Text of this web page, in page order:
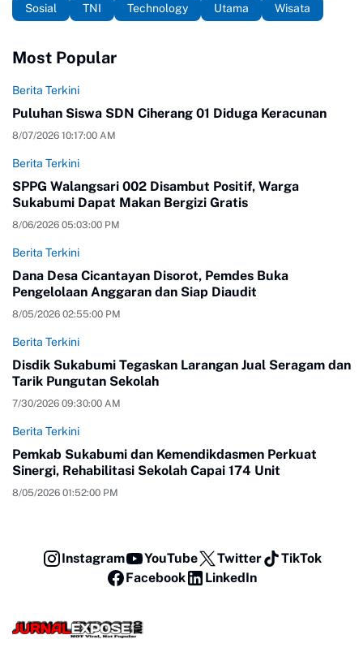
Sosial
TNI Technology Utama Wisata
Most Popular
Berita Terkini
Puluhan Siswa SDN Ciherang 01 Diduga Keracunan
8/07/2026 10:17:00 AM
Berita Terkini
SPPG Walangsari 002 Disambut Positif, Warga
Sukabumi Dapat Makan Bergizi Gratis
8/06/2026 05:03:00 PM
Berita Terkini
Dana Desa Cicantayan Disorot, Pemdes Buka
Pengelolaan Anggaran dan Siap Diaudit
8/05/2026 02:55:00 PM
Berita Terkini
Disdik Sukabumi Tegaskan Larangan Jual Seragam dan
Tarik Pungutan Sekolah
7/30/2026 09:30:00 AM
Berita Terkini
Pemkab Sukabumi dan Kemendikdasmen Perkuat
Sinergi, Rehabilitasi Sekolah Capai 174 Unit
8/05/2026 01:52:00 PM
Instagram YouTube Twitter
TikTok
Facebook
LinkedIn